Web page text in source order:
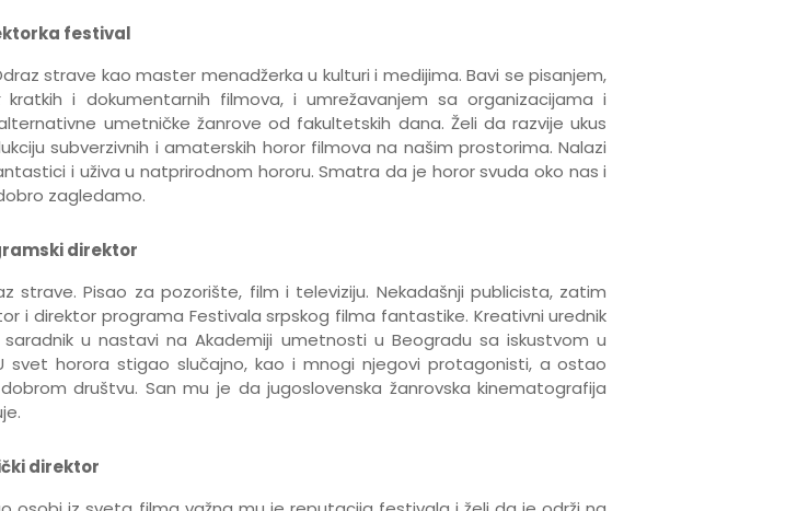
festival
strave kao master menadžerka u kulturi i medijima. Bavi se pisanjem,
kratkih i dokumentarnih filmova, i umrežavanjem sa organizacijama i
umetničke žanrove od fakultetskih dana. Želi da razvije ukus
subverzivnih i amaterskih horor filmova na našim prostorima. Nalazi
i uživa u natprirodnom hororu. Smatra da je horor svuda oko nas i
zagledamo.
direktor
strave. Pisao za pozorište, film i televiziju. Nekadašnji publicista, zatim
i direktor programa Festivala srpskog filma fantastike. Kreativni urednik
u nastavi na Akademiji umetnosti u Beogradu sa iskustvom u
svet horora stigao slučajno, kao i mnogi njegovi protagonisti, a ostao
društvu. San mu je da jugoslovenska žanrovska kinematografija
direktor